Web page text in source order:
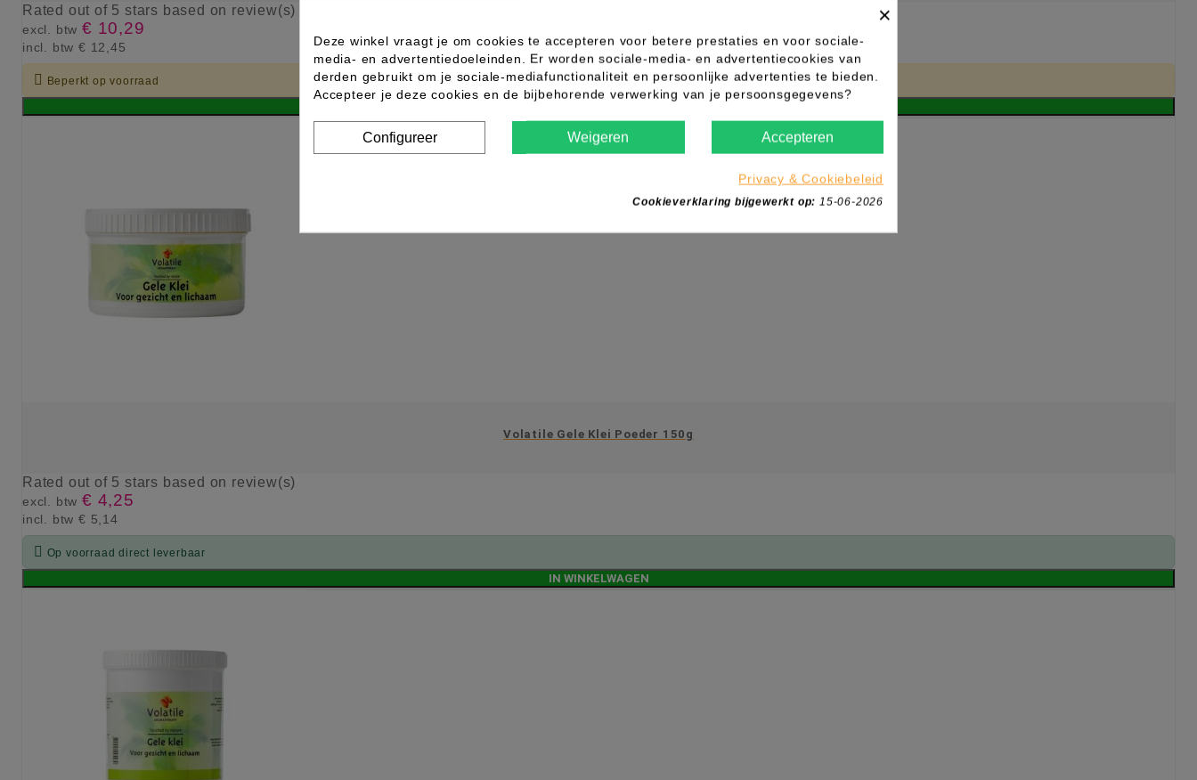
Rated out of 5 stars based on review(s)
excl. btw € 10,29
incl. btw € 12,45
 Beperkt op voorraad
Volatile Gele Klei Poeder 150g
Rated out of 5 stars based on review(s)
excl. btw € 4,25
incl. btw € 5,14
 Op voorraad direct leverbaar
IN WINKELWAGEN
×
Deze winkel vraagt je om cookies te accepteren voor betere prestaties en voor sociale-
media- en advertentiedoeleinden. Er worden sociale-media- en advertentiecookies van
derden gebruikt om je sociale-mediafunctionaliteit en persoonlijke advertenties te bieden.
Accepteer je deze cookies en de bijbehorende verwerking van je persoonsgegevens?
Configureer Weigeren Accepteren
Privacy & Cookiebeleid
Cookieverklaring bijgewerkt op: 15-06-2026